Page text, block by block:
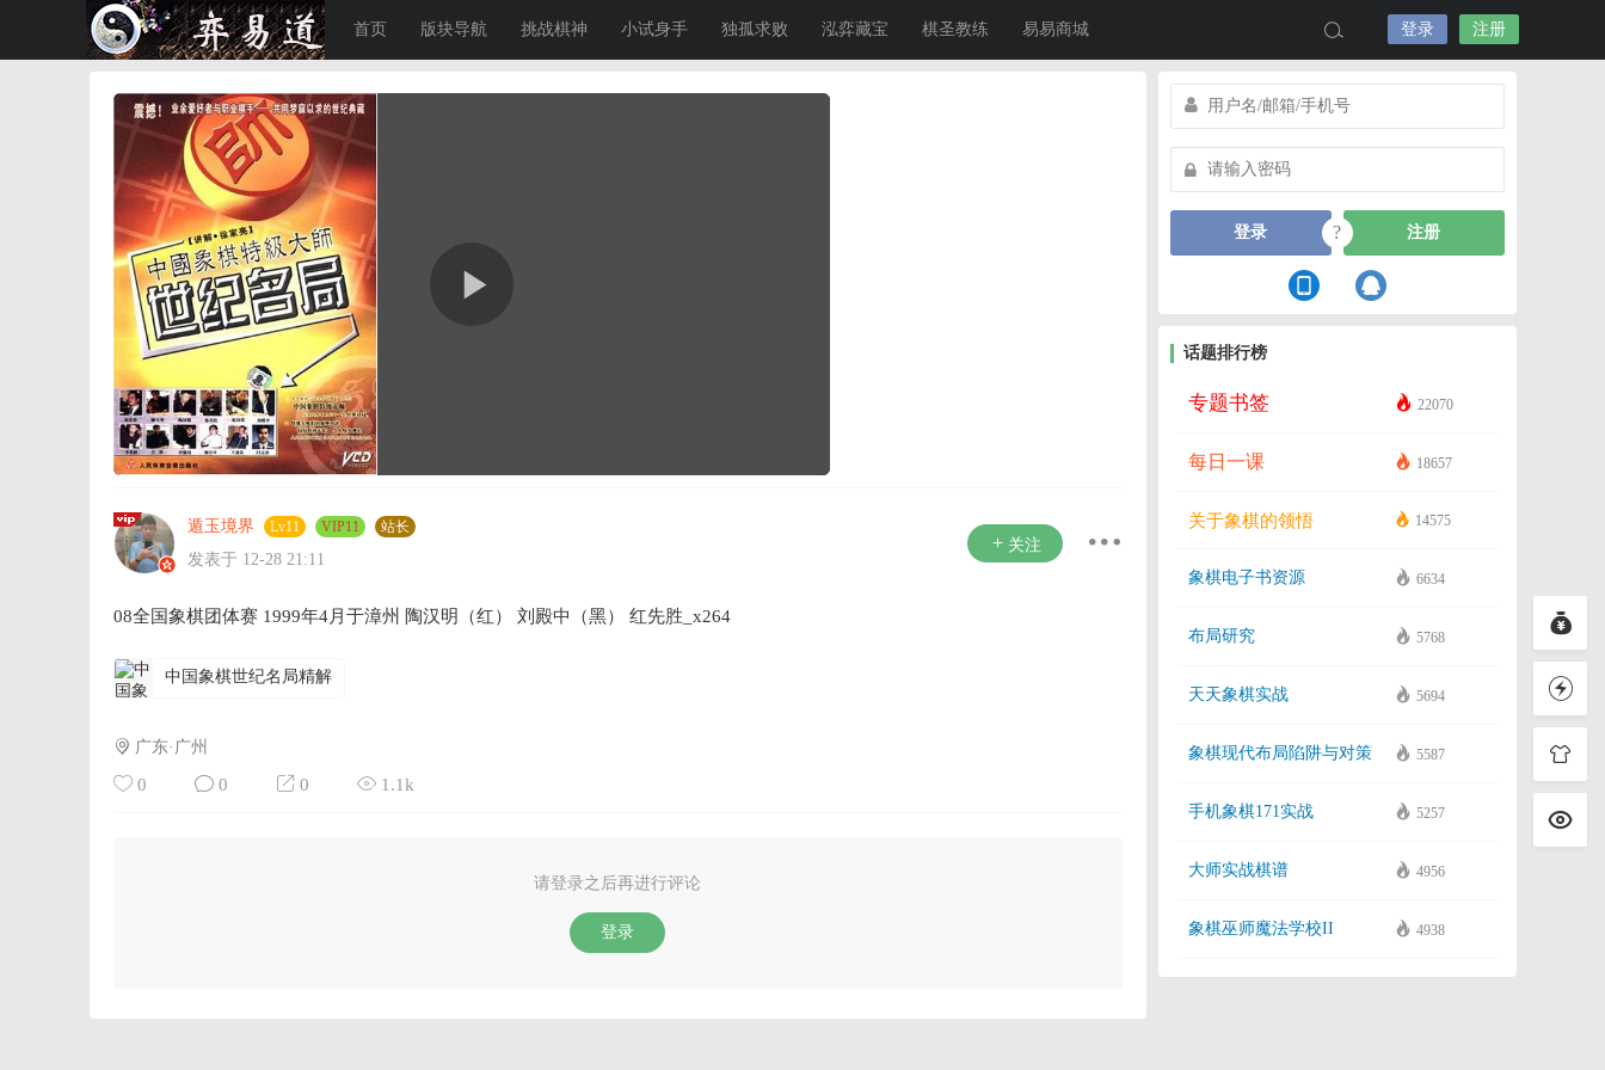
首页 版块导航 挑战棋神 小试身手 独孤求败 泓弈藏宝 棋圣教练 易易商城 登录 注册
遁玉境界 Lv11 VIP11 站长
发表于 12-28 21:11
关注
08全国象棋团体赛 1999年4月于漳州 陶汉明（红） 刘殿中（黑） 红先胜_x264
中国象棋世纪名局精解
广东·广州
0 0 0 1.1k
请登录之后再进行评论
登录
登录 ? 注册
话题排行榜
专题书签 22070
每日一课 18657
关于象棋的领悟 14575
象棋电子书资源 6634
布局研究 5768
天天象棋实战 5694
象棋现代布局陷阱与对策 5587
手机象棋171实战 5257
大师实战棋谱 4956
象棋巫师魔法学校II 4938